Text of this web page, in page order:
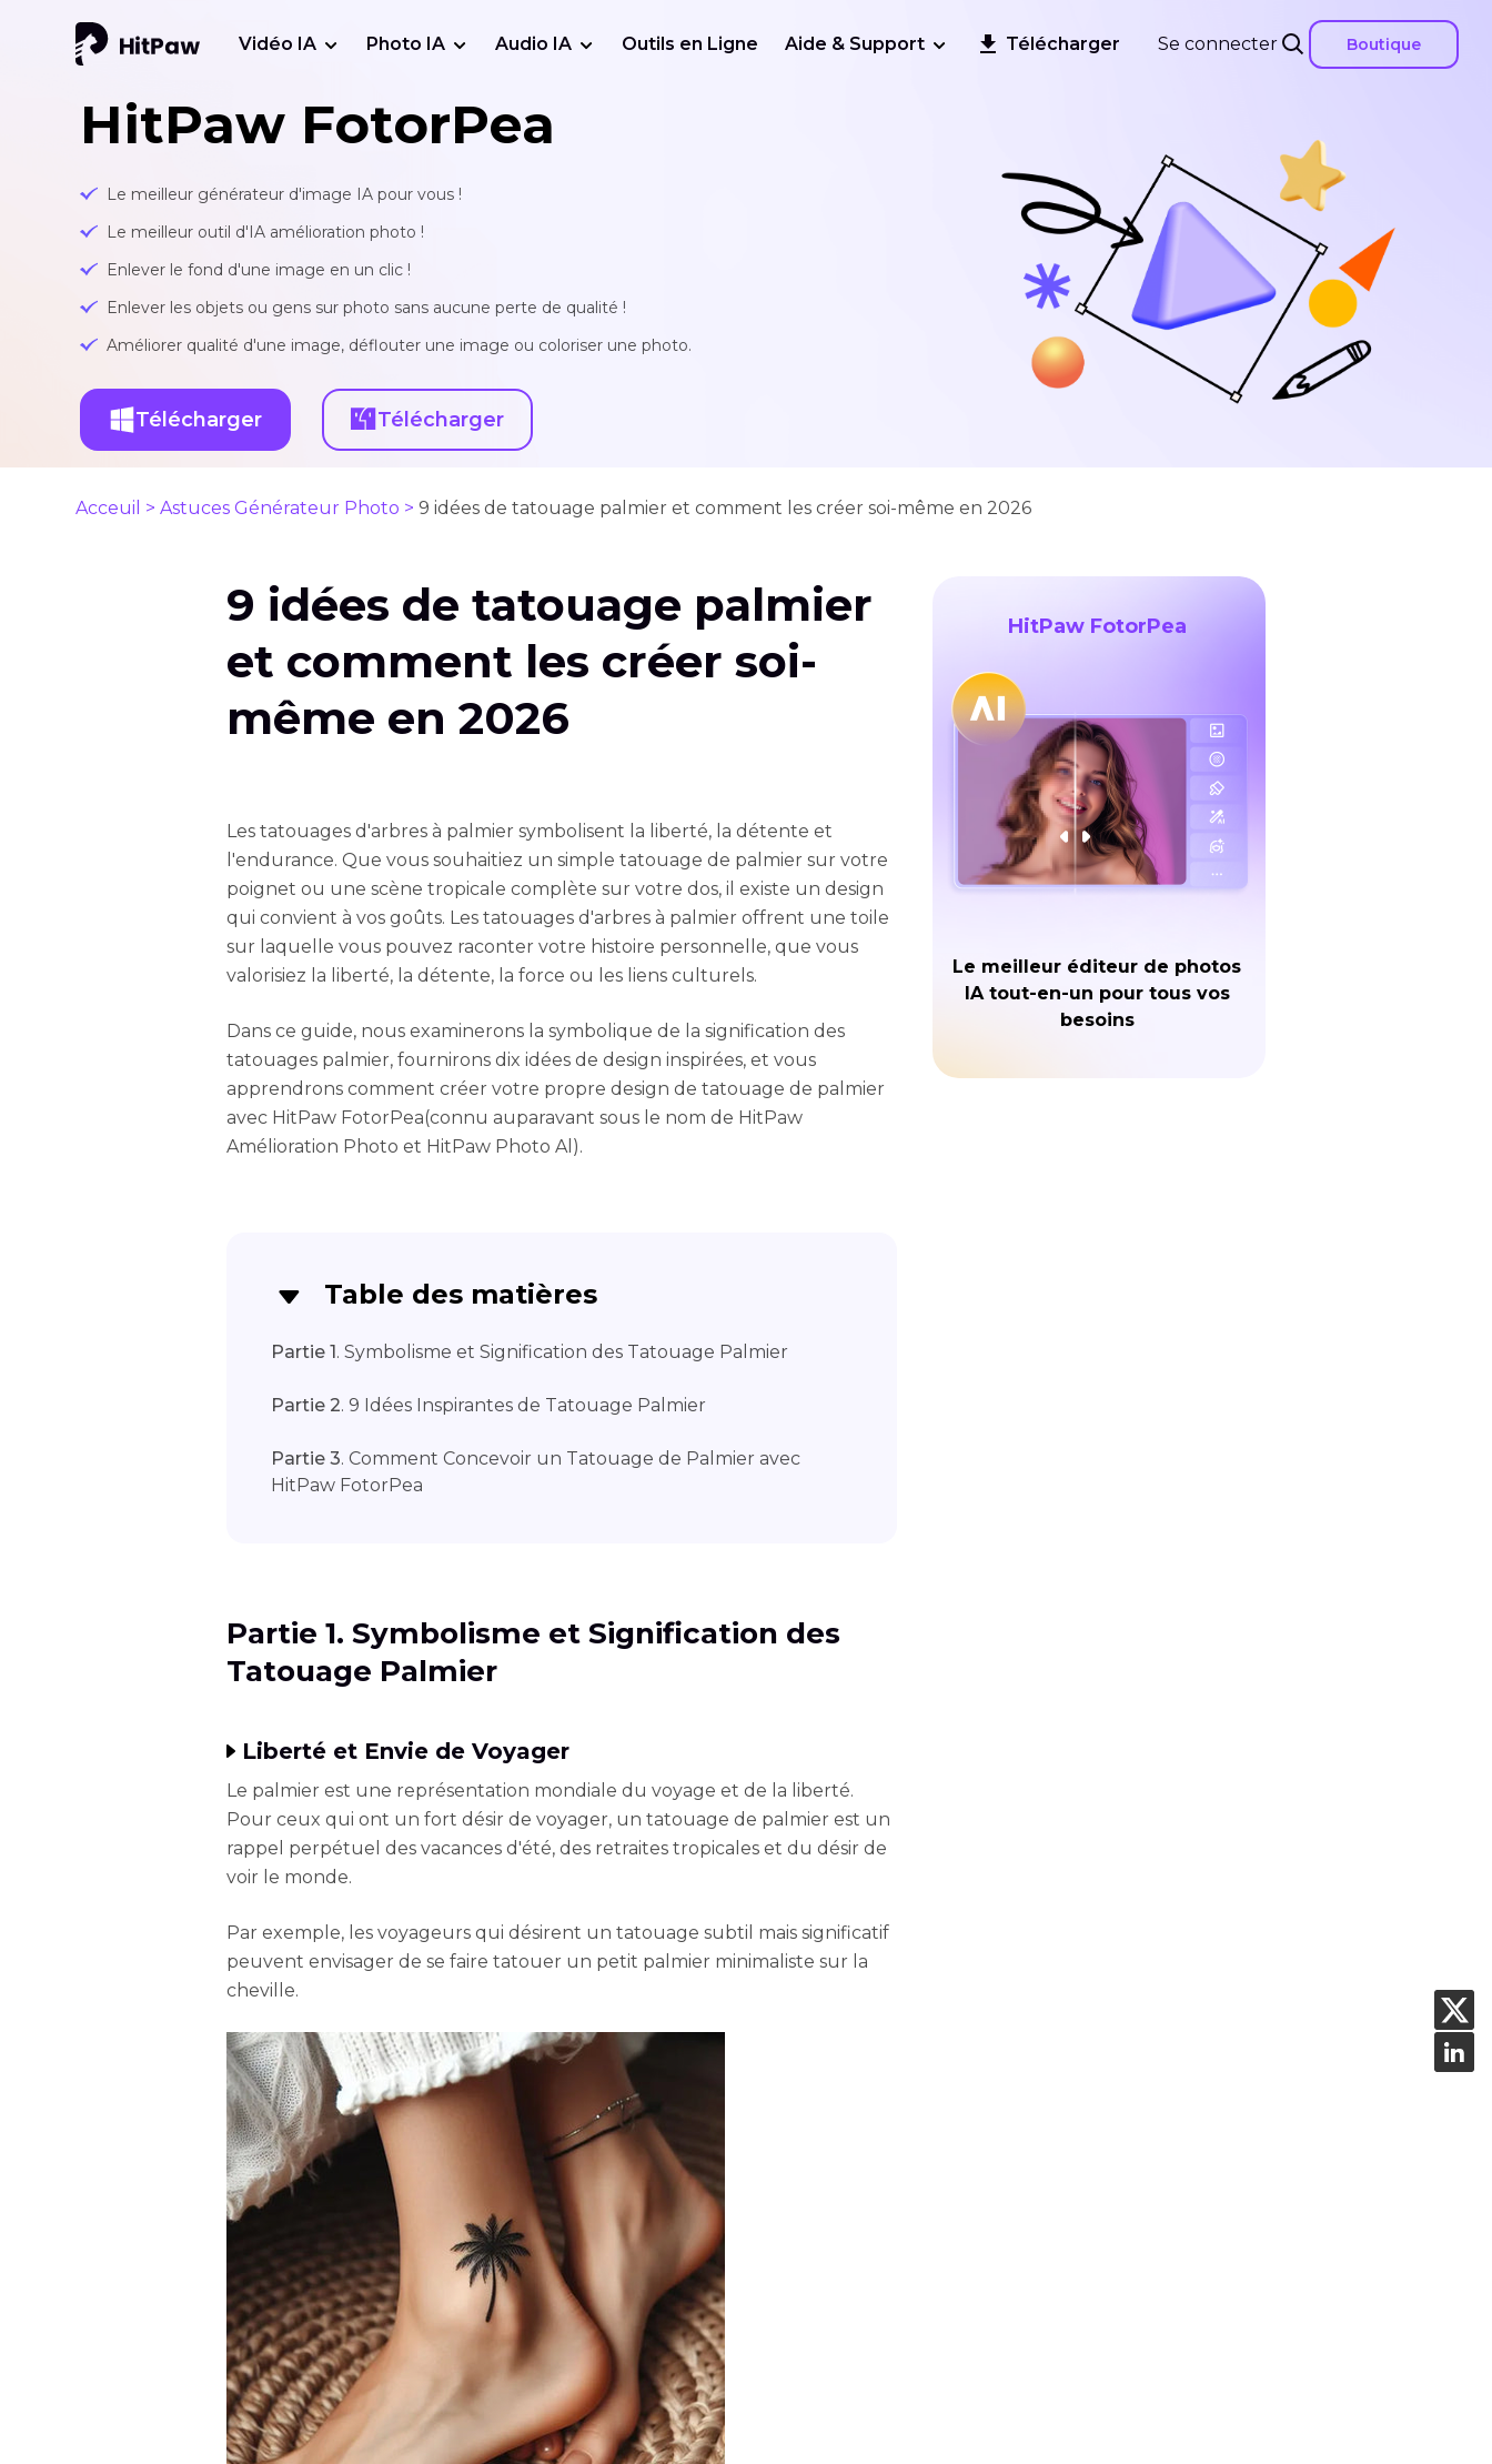
Se connecter Boutique
Vidéo IA Photo IA Audio IA Outils en Ligne Aide & Support Télécharger
HitPaw FotorPea
Le meilleur générateur d'image IA pour vous !
Le meilleur outil d'IA amélioration photo !
Enlever le fond d'une image en un clic !
Enlever les objets ou gens sur photo sans aucune perte de qualité !
Améliorer qualité d'une image, déflouter une image ou coloriser une photo.
Télécharger Télécharger
Acceuil > Astuces Générateur Photo > 9 idées de tatouage palmier et comment les créer soi-même en 2026
9 idées de tatouage palmier
et comment les créer soi-
même en 2026
Les tatouages d'arbres à palmier symbolisent la liberté, la détente et
l'endurance. Que vous souhaitiez un simple tatouage de palmier sur votre
poignet ou une scène tropicale complète sur votre dos, il existe un design
qui convient à vos goûts. Les tatouages d'arbres à palmier offrent une toile
sur laquelle vous pouvez raconter votre histoire personnelle, que vous
valorisiez la liberté, la détente, la force ou les liens culturels.
Dans ce guide, nous examinerons la symbolique de la signification des
tatouages palmier, fournirons dix idées de design inspirées, et vous
apprendrons comment créer votre propre design de tatouage de palmier
avec HitPaw FotorPea(connu auparavant sous le nom de HitPaw
Amélioration Photo et HitPaw Photo Al).
Table des matières
Partie 1. Symbolisme et Signification des Tatouage Palmier
Partie 2. 9 Idées Inspirantes de Tatouage Palmier
Partie 3. Comment Concevoir un Tatouage de Palmier avec
HitPaw FotorPea
Partie 1. Symbolisme et Signification des
Tatouage Palmier
Liberté et Envie de Voyager
Le palmier est une représentation mondiale du voyage et de la liberté.
Pour ceux qui ont un fort désir de voyager, un tatouage de palmier est un
rappel perpétuel des vacances d'été, des retraites tropicales et du désir de
voir le monde.
Par exemple, les voyageurs qui désirent un tatouage subtil mais significatif
peuvent envisager de se faire tatouer un petit palmier minimaliste sur la
cheville.
HitPaw FotorPea
Le meilleur éditeur de photos
IA tout-en-un pour tous vos
besoins